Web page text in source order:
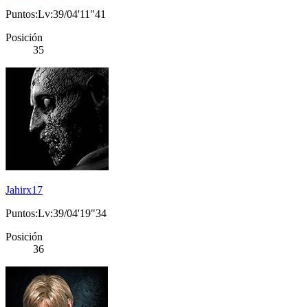
Puntos:Lv:39/04'11"41
Posición
35
Jahirx17
Puntos:Lv:39/04'19"34
Posición
36